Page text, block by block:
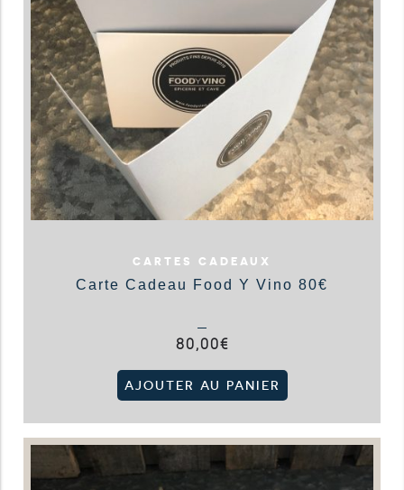
CARTES CADEAUX
Carte Cadeau Food Y Vino 80€
80,00€
AJOUTER AU PANIER